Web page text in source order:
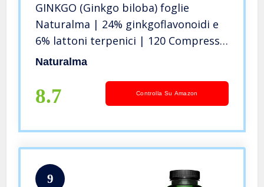
GINKGO (Ginkgo biloba) foglie
Naturalma | 24% ginkgoflavonoidi e
6% lattoni terpenici | 120 Compresse
da 500 mg | Memoria | Integratore
Vegano
Naturalma
8.7 Controlla Su Amazon
9